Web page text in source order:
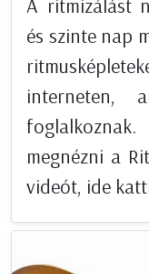
A ritmizálást
és szinte nap
interneten,
megnézni a
videót, ide